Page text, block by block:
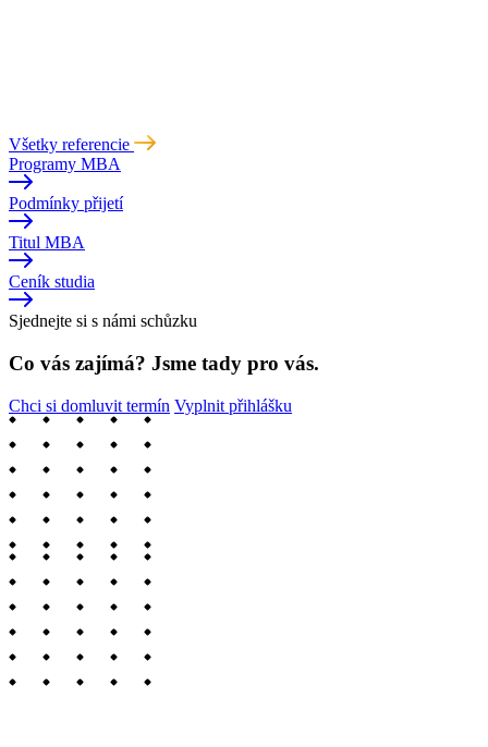
Všetky referencie
Programy MBA
Podmínky přijetí
Titul MBA
Ceník studia
Sjednejte si s námi schůzku
Co vás zajímá? Jsme tady pro vás.
Chci si domluvit termín Vyplnit přihlášku